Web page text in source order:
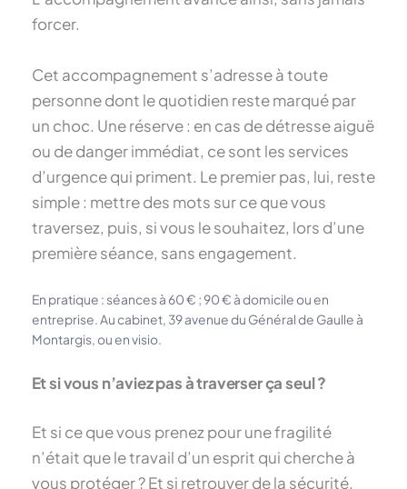
forcer.
Cet accompagnement s’adresse à toute
personne dont le quotidien reste marqué par
un choc. Une réserve : en cas de détresse aiguë
ou de danger immédiat, ce sont les services
d’urgence qui priment. Le premier pas, lui, reste
simple : mettre des mots sur ce que vous
traversez, puis, si vous le souhaitez, lors d’une
première séance, sans engagement.
En pratique : séances à 60 € ; 90 € à domicile ou en
entreprise. Au cabinet, 39 avenue du Général de Gaulle à
Montargis, ou en visio.
Et si vous n’aviez pas à traverser ça seul ?
Et si ce que vous prenez pour une fragilité
n’était que le travail d’un esprit qui cherche à
vous protéger ? Et si retrouver de la sécurité,